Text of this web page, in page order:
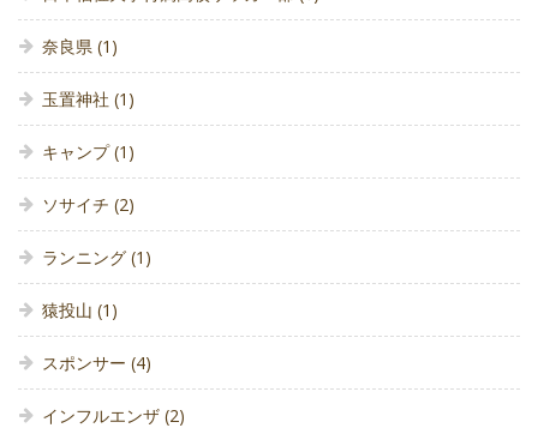
奈良県 (1)
玉置神社 (1)
キャンプ(1)
ソサイチ (2)
ランニング (1)
猿投山 (1)
スポンサー (4)
インフルエンザ (2)